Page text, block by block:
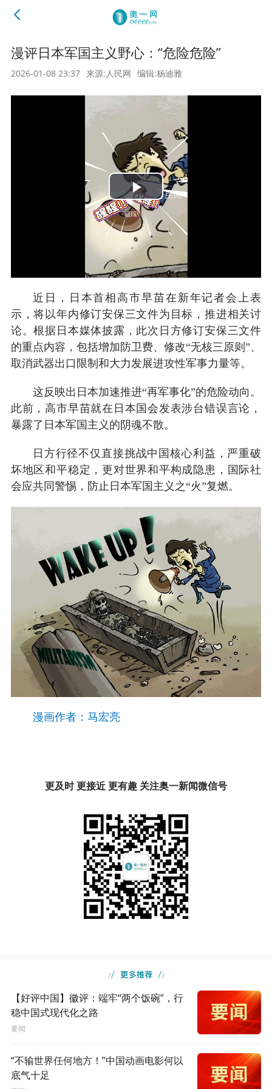
漫评日本军国主义野心：“危险危险”
2026-01-08 23:37 来源:人民网 编辑:杨迪雅
Play
Video
近日，日本首相高市早苗在新年记者会上表
示，将以年内修订安保三文件为目标，推进相关讨
论。根据日本媒体披露，此次日方修订安保三文件
的重点内容，包括增加防卫费、修改“无核三原则”、
取消武器出口限制和大力发展进攻性军事力量等。
这反映出日本加速推进“再军事化”的危险动向。
此前，高市早苗就在日本国会发表涉台错误言论，
暴露了日本军国主义的阴魂不散。
日方行径不仅直接挑战中国核心利益，严重破
坏地区和平稳定，更对世界和平构成隐患，国际社
会应共同警惕，防止日本军国主义之“火”复燃。
漫画作者：马宏亮
更及时 更接近 更有趣 关注奥一新闻微信号
【好评中国】徽评：端牢“两个饭碗”，行
稳中国式现代化之路
要闻
“不输世界任何地方！”中国动画电影何以
底气十足